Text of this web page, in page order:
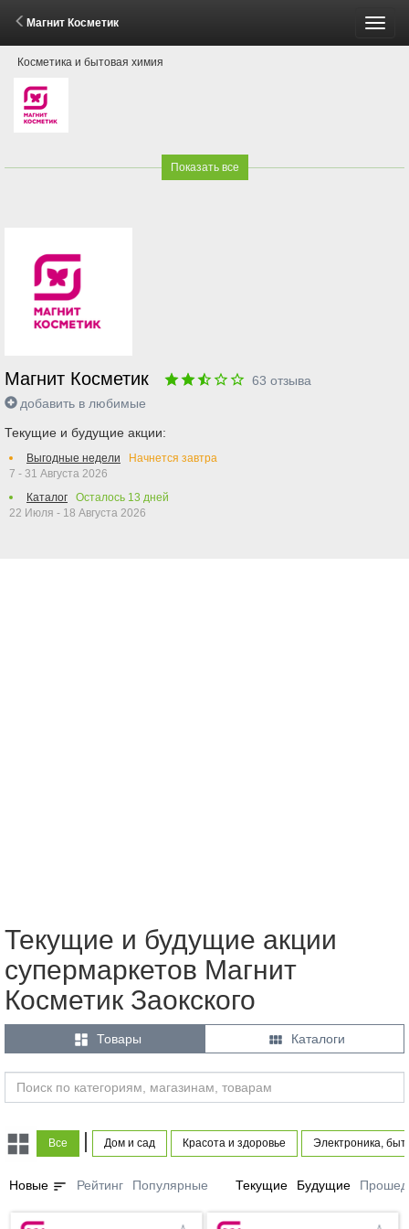
Магнит Косметик
Косметика и бытовая химия
Показать все
Магнит Косметик 63 отзыва
добавить в любимые
Текущие и будущие акции:
Выгодные недели
Начнется завтра
7 - 31 Августа 2026
Каталог
Осталось 13 дней
22 Июля - 18 Августа 2026
Текущие и будущие акции
супермаркетов Магнит
Косметик Заокского
 Товары  Каталоги
Все | Дом и сад Красота и здоровье Электроника,
Новые sort Рейтинг Популярные Текущие Будущие